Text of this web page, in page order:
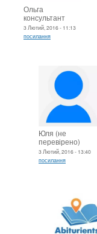
Ольга
консультант
3 Лютий, 2016 - 11:13
посилання
Юля (не
перевірено)
3 Лютий, 2016 - 13:40
посилання